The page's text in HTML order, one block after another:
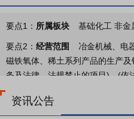
要点1： 所属板块 基础化工 非金
要点2： 经营范围
冶金机械、电
磁铁氧体、稀土系列产品的生产
务及法律、法规禁止的项目)。(依
要点3： 压裂支撑剂系列产品的研
资讯公告